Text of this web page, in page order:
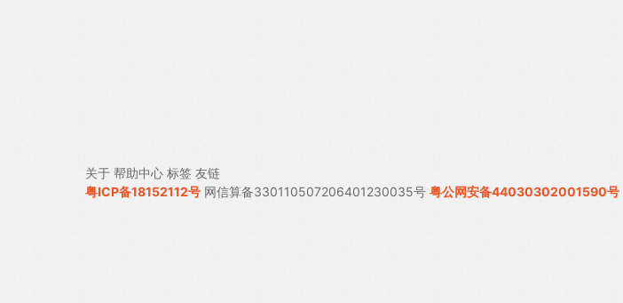
关于 帮助中心 标签 友链
粤ICP备18152112号 网信算备330110507206401230035号 粤公网安备44030302001590号